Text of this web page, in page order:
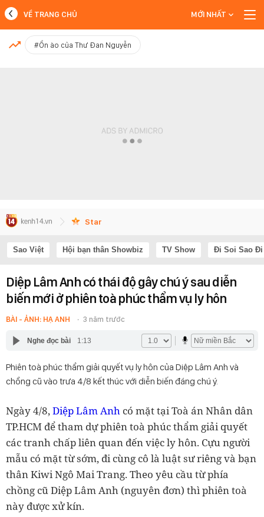
MỚI NHẤT
VỀ TRANG CHỦ MỚI NHẤT
#Ồn ào của Thư Đan Nguyễn
Star
Sao Việt Hội bạn thân Showbiz TV Show Đi Soi Sao Đi
Diệp Lâm Anh có thái độ gây chú ý sau diễn
biến mới ở phiên toà phúc thẩm vụ ly hôn
BÀI - ẢNH: HẠ ANH 3 năm trước
Nghe đọc bài 1:13
Phiên toà phúc thẩm giải quyết vụ ly hôn của Diệp Lâm Anh và
chồng cũ vào trưa 4/8 kết thúc với diễn biến đáng chú ý.
Ngày 4/8,Diệp Lâm Anh có mặt tại Toà án Nhân dân
TP.HCM để tham dự phiên toà phúc thẩm giải quyết
các tranh chấp liên quan đến việc ly hôn. Cựu người
mẫu có mặt từ sớm, đi cùng cô là luật sư riêng và bạn
thân Kiwi Ngô Mai Trang. Theo yêu cầu từ phía
chồng cũ Diệp Lâm Anh (nguyên đơn) thì phiên toà
này được xử kín.